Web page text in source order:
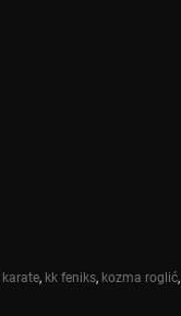
karate, kk feniks, kozma roglić,